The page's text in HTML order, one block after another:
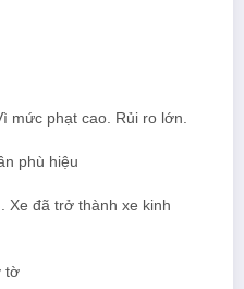
mức phạt cao. Rủi ro lớn.
phù hiệu
Xe đã trở thành xe kinh
tờ